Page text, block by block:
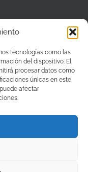
tecnologías como las
del dispositivo. El
procesar datos como
únicas en este
afectar